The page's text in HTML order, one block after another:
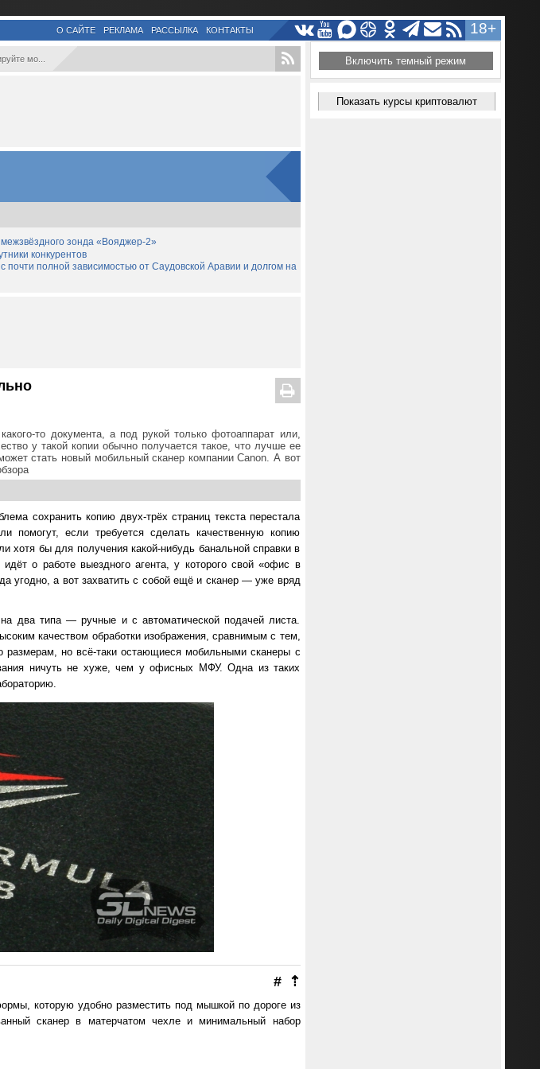
18+
О САЙТЕ РЕКЛАМА РАССЫЛКА КОНТАКТЫ
мо...
зонда «Вояджер-2»
конкурентов
почти полной зависимостью от Саудовской Аравии и долгом на
то документа, а под рукой только фотоаппарат или,
у такой копии обычно получается такое, что лучше ее
стать новый мобильный сканер компании Canon. А вот
сохранить копию двух-трёх страниц текста перестала
если требуется сделать качественную копию
бы для получения какой-нибудь банальной справки в
о работе выездного агента, у которого свой «офис в
угодно, а вот захватить с собой ещё и сканер — уже вряд
два типа — ручные и с автоматической подачей листа.
качеством обработки изображения, сравнимым с тем,
но всё-таки остающиеся мобильными сканеры с
ничуть не хуже, чем у офисных МФУ. Одна из таких
⇡
#
которую удобно разместить под мышкой по дороге из
сканер в матерчатом чехле и минимальный набор
Включить темный режим
Показать курсы криптовалют